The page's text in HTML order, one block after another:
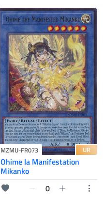
MZMU-FR073 UR
Ohime la Manifestation
Mikanko
0